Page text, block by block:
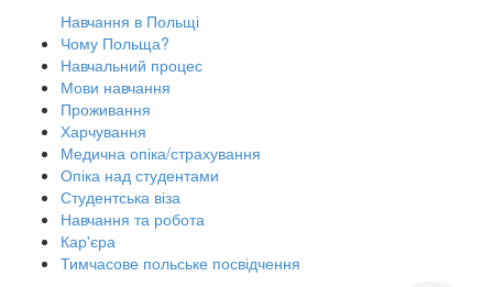
Навчання в Польщі
Чому Польща?
Навчальний процес
Мови навчання
Проживання
Харчування
Медична опіка/страхування
Опіка над студентами
Студентська віза
Навчання та робота
Кар'єра
Тимчасове польське посвідчення